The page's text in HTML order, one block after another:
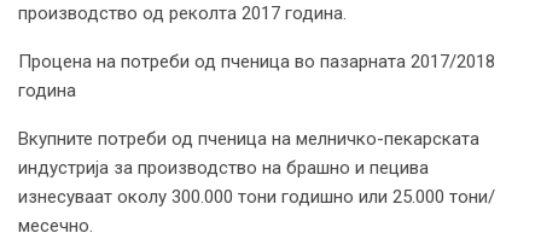
производство од реколта 2017 година.
Процена на потреби од пченица во пазарната 2017/2018
година
Вкупните потреби од пченица на мелничко-пекарската
индустрија за производство на брашно и пецива
изнесуваат околу 300.000 тони годишно или 25.000 тони/
месечно.